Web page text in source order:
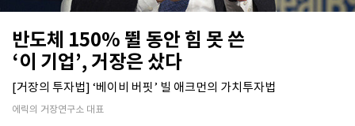
반도체 150% 뛸 동안 힘 못 쓴
‘이 기업’, 거장은 샀다
[거장의 투자법] ‘베이비 버핏’ 빌 애크먼의 가치투자법
에릭의 거장연구소 대표